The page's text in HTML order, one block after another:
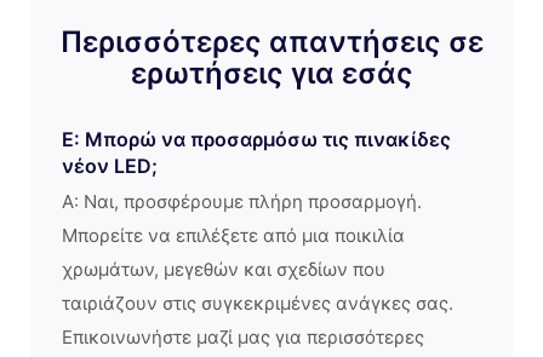
Περισσότερες απαντήσεις σε
ερωτήσεις για εσάς
Ε: Μπορώ να προσαρμόσω τις πινακίδες
νέον LED;
Α: Ναι, προσφέρουμε πλήρη προσαρμογή.
Μπορείτε να επιλέξετε από μια ποικιλία
χρωμάτων, μεγεθών και σχεδίων που
ταιριάζουν στις συγκεκριμένες ανάγκες σας.
Επικοινωνήστε μαζί μας για περισσότερες